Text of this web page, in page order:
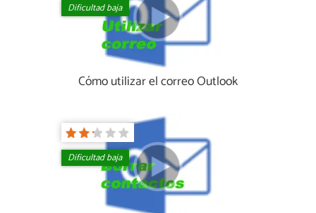
Dificultad baja
Cómo utilizar el correo Outlook
Dificultad baja